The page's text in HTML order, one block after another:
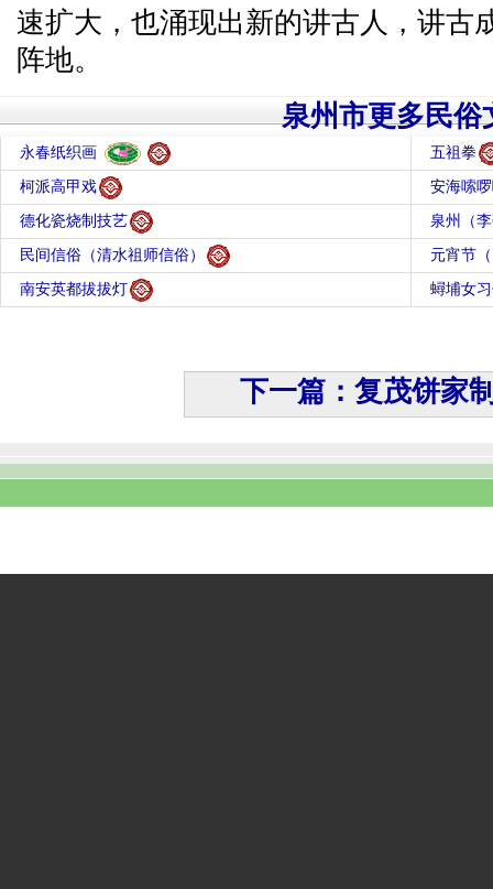
速扩大，也涌现出新的讲古人，讲古
阵地。
泉州市更多民俗
永春纸织画 五祖拳
柯派高甲戏 安海嗦
德化瓷烧制技艺 泉州（
民间信俗（清水祖师信俗） 元宵节
南安英都拔拔灯 蟳埔女
下一篇：复茂饼家